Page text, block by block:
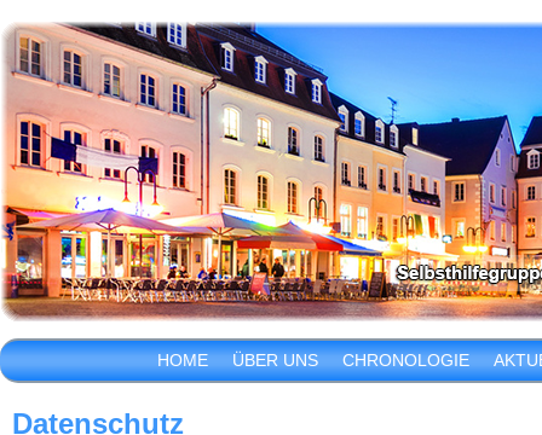
HOME ÜBER UNS CHRONOLOGIE
Datenschutz